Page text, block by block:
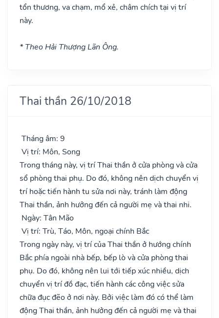
tổn thương, va chạm, mổ xẻ, châm chích tại vị trí
này.
* Theo Hải Thượng Lãn Ông.
Thai thần 26/10/2018
Tháng âm: 9
Vị trí: Môn, Song
Trong tháng này, vị trí Thai thần ở cửa phòng và cửa
sổ phòng thai phụ. Do đó, không nên dịch chuyển vị
trí hoặc tiến hành tu sửa nơi này, tránh làm động
Thai thần, ảnh hưởng đến cả người mẹ và thai nhi.
Ngày: Tân Mão
Vị trí: Trù, Táo, Môn, ngoại chính Bắc
Trong ngày này, vị trí của Thai thần ở hướng chính
Bắc phía ngoài nhà bếp, bếp lò và cửa phòng thai
phụ. Do đó, không nên lui tới tiếp xúc nhiều, dịch
chuyển vị trí đồ đạc, tiến hành các công việc sửa
chữa đục đẽo ở nơi này. Bởi việc làm đó có thể làm
động Thai thần, ảnh hưởng đến cả người mẹ và thai